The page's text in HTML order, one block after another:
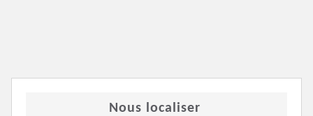
Nous localiser